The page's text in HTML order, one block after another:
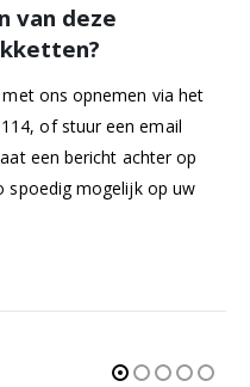
van deze
ons opnemen via het
of stuur een email
een bericht achter op
spoedig mogelijk op uw